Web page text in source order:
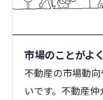
市場のことがよ
不動産の市場動
いです。不動産